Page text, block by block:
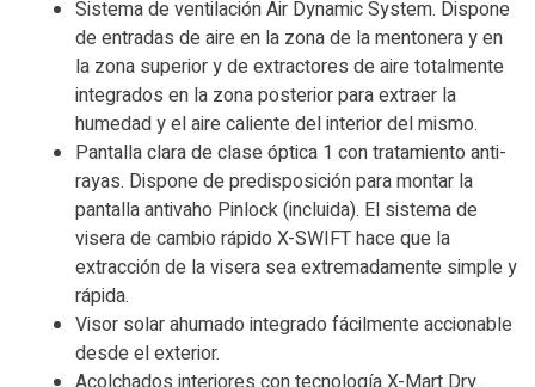
Sistema de ventilación Air Dynamic System. Dispone
de entradas de aire en la zona de la mentonera y en
la zona superior y de extractores de aire totalmente
integrados en la zona posterior para extraer la
humedad y el aire caliente del interior del mismo.
Pantalla clara de clase óptica 1 con tratamiento anti-
rayas. Dispone de predisposición para montar la
pantalla antivaho Pinlock (incluida). El sistema de
visera de cambio rápido X-SWIFT hace que la
extracción de la visera sea extremadamente simple y
rápida.
Visor solar ahumado integrado fácilmente accionable
desde el exterior.